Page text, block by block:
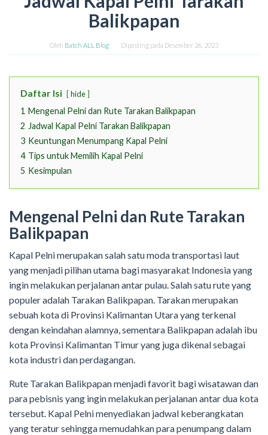
Balikpapan
Oleh Batch ALL Blog Diposting pada Desember 26, 2023
Daftar Isi hide
1 Mengenal Pelni dan Rute Tarakan Balikpapan
2 Jadwal Kapal Pelni Tarakan Balikpapan
3 Keuntungan Menumpang Kapal Pelni
4 Tips untuk Memilih Kapal Pelni
5 Kesimpulan
Mengenal Pelni dan Rute Tarakan
Balikpapan
Kapal Pelni merupakan salah satu moda transportasi laut
yang menjadi pilihan utama bagi masyarakat Indonesia yang
ingin melakukan perjalanan antar pulau. Salah satu rute yang
populer adalah Tarakan Balikpapan. Tarakan merupakan
sebuah kota di Provinsi Kalimantan Utara yang terkenal
dengan keindahan alamnya, sementara Balikpapan adalah ibu
kota Provinsi Kalimantan Timur yang juga dikenal sebagai
kota industri dan perdagangan.
Rute Tarakan Balikpapan menjadi favorit bagi wisatawan dan
para pebisnis yang ingin melakukan perjalanan antar dua kota
tersebut. Kapal Pelni menyediakan jadwal keberangkatan
yang teratur sehingga memudahkan para penumpang dalam